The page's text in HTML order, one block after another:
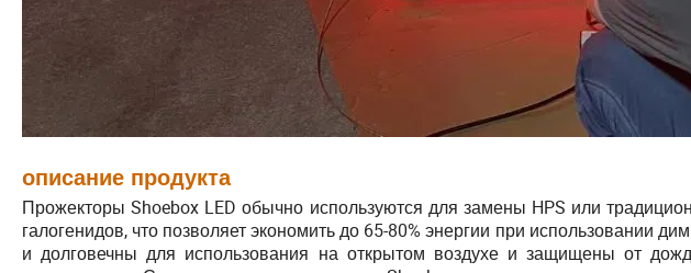
описание продукта
Прожекторы Shoebox LED обычно используются для замены HPS или
галогенидов, что позволяет экономить до 65-80% энергии при использовании
и долговечны для использования на открытом воздухе и защищены от